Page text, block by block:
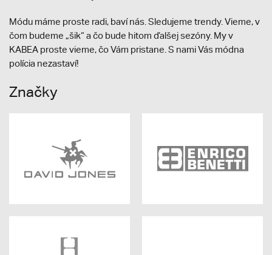
Módu máme proste radi, baví nás. Sledujeme trendy. Vieme, v
čom budeme „šik“ a čo bude hitom ďalšej sezóny. My v
KABEA proste vieme, čo Vám pristane. S nami Vás módna
polícia nezastaví!
Značky